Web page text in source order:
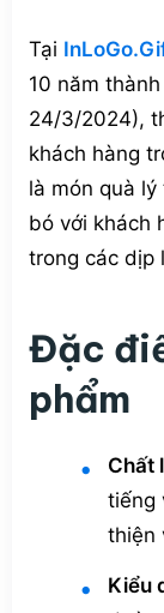
Tại
10 năm
24/3/2024),
khách hàng
là món quà
bó với khách
trong các dịp
Đặc
phẩm
Chất
tiếng
thiện
Kiểu